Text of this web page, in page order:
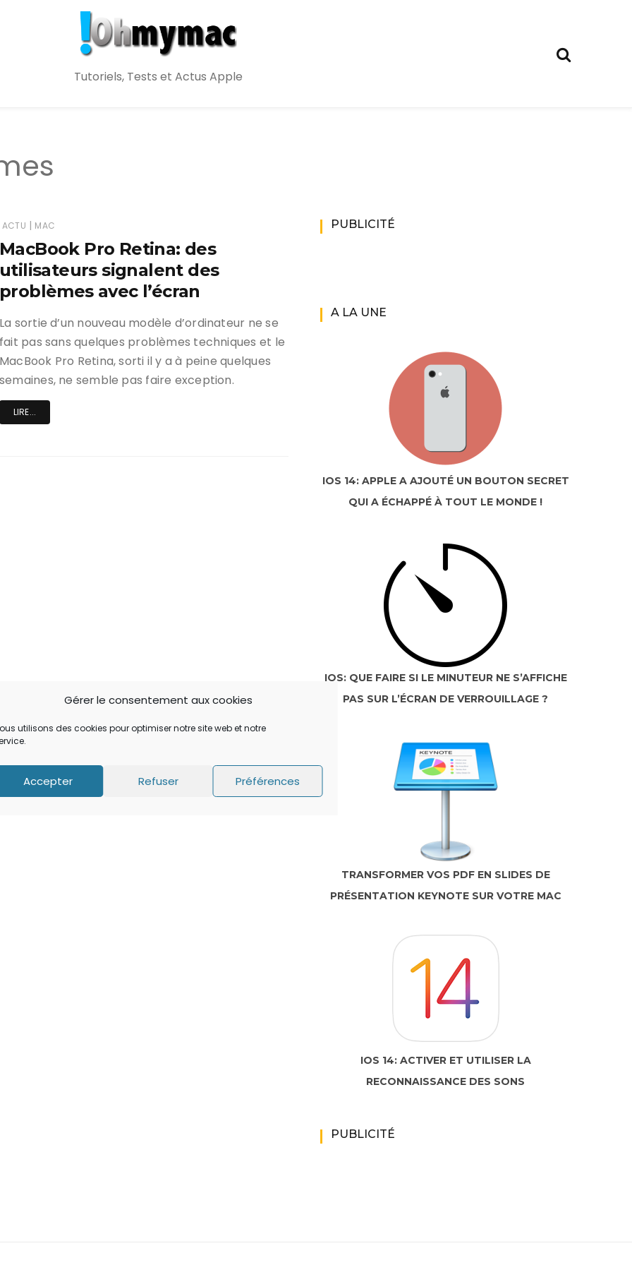
Gérer le consentement aux cookies
utilisons des cookies pour optimiser notre site web et notre
Accepter Refuser Préférences
Tutoriels, Tests et Actus Apple
ACTU | MAC
Pro Retina: des
signalent des
avec l’écran
sortie d’un nouveau modèle d’ordinateur ne se
pas sans quelques problèmes techniques et le
Pro Retina, sorti il y a à peine quelques
ne semble pas faire exception.
LIRE...
PUBLICITÉ
A LA UNE
IOS 14: APPLE A AJOUTÉ UN BOUTON SECRET
QUI A ÉCHAPPÉ À TOUT LE MONDE !
IOS: QUE FAIRE SI LE MINUTEUR NE S’AFFICHE
PAS SUR L’ÉCRAN DE VERROUILLAGE ?
TRANSFORMER VOS PDF EN SLIDES DE
PRÉSENTATION KEYNOTE SUR VOTRE MAC
IOS 14: ACTIVER ET UTILISER LA
RECONNAISSANCE DES SONS
PUBLICITÉ